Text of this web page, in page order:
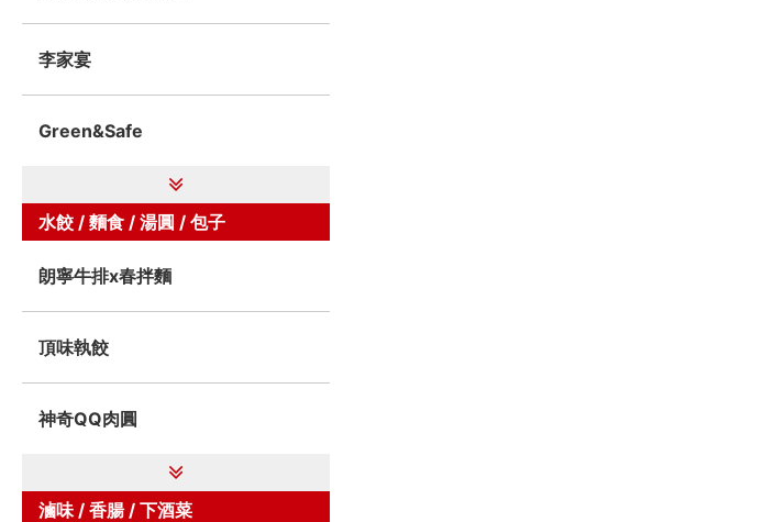
李家宴
Green&Safe
水餃 / 麵食 / 湯圓 / 包子
朗寧牛排x春拌麵
頂味執餃
神奇QQ肉圓
滷味 / 香腸 / 下酒菜